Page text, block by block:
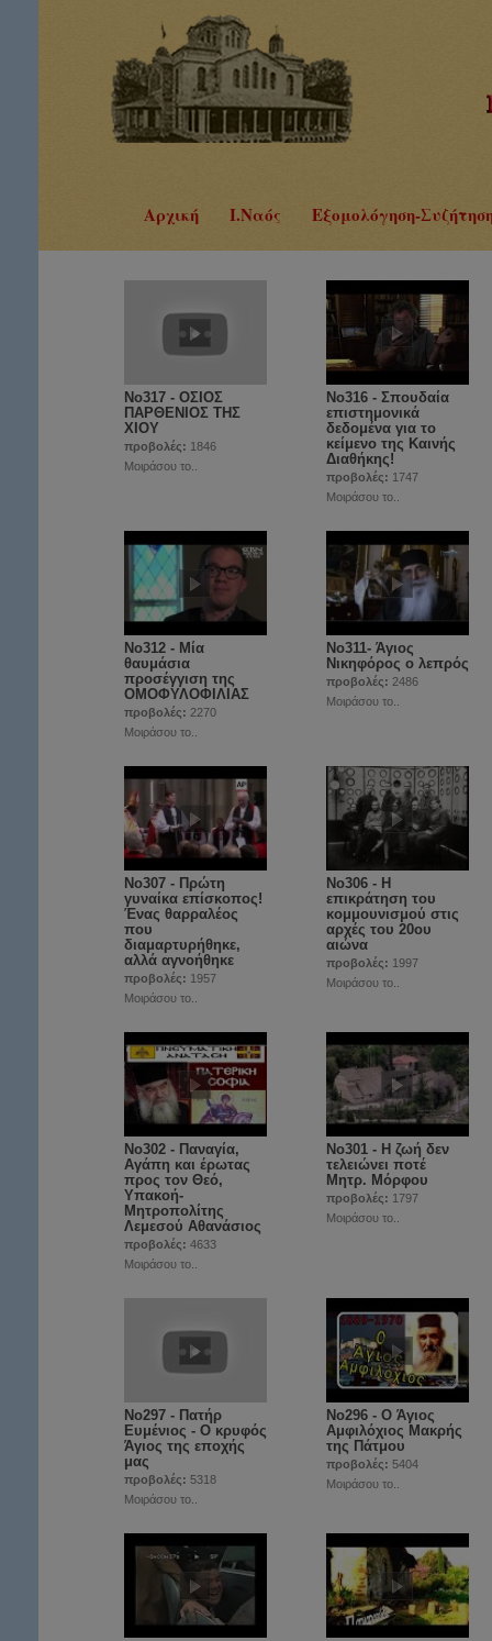
Αρχική Ι.Ναός Εξομολόγηση-
No317 - ΟΣΙΟΣ
ΠΑΡΘΕΝΙΟΣ ΤΗΣ
ΧΙΟΥ
προβολές: 1846
Μοιράσου το..
Νο316 - Σπουδαία
επιστημονικά
δεδομένα για το
κείμενο της Καινής
Διαθήκης!
προβολές: 1747
Μοιράσου το..
No312 - Μία
θαυμάσια
προσέγγιση της
ΟΜΟΦΥΛΟΦΙΛΙΑΣ
προβολές: 2270
Μοιράσου το..
Νο311- Άγιος
Νικηφόρος ο λεπρός
προβολές: 2486
Μοιράσου το..
No307 - Πρώτη
γυναίκα επίσκοπος!
Ένας θαρραλέος
που
διαμαρτυρήθηκε,
αλλά αγνοήθηκε
προβολές: 1957
Μοιράσου το..
No306 - Η
επικράτηση του
κομμουνισμού στις
αρχές του 20ου
αιώνα
προβολές: 1997
Μοιράσου το..
No302 - Παναγία,
Αγάπη και έρωτας
προς τον Θεό,
Υπακοή-
Μητροπολίτης
Λεμεσού Αθανάσιος
προβολές: 4633
Μοιράσου το..
No301 - Η ζωή δεν
τελειώνει ποτέ
Μητρ. Μόρφου
προβολές: 1797
Μοιράσου το..
No297 - Πατήρ
Ευμένιος - Ο κρυφός
Άγιος της εποχής
μας
προβολές: 5318
Μοιράσου το..
Νο296 - Ο Άγιος
Αμφιλόχιος Μακρής
της Πάτμου
προβολές: 5404
Μοιράσου το..